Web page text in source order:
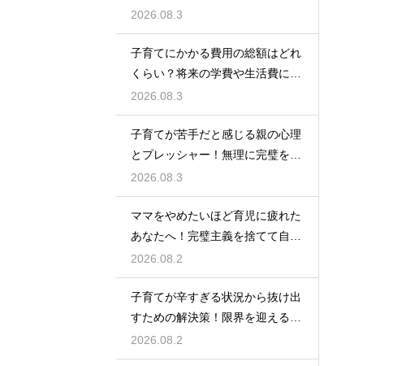
出費を抑えながら無理なく育児を
するための計画術
2026.08.3
子育てにかかる費用の総額はどれ
くらい？将来の学費や生活費に備
えて今から計画的に貯金をして教
育資金を準備する術
2026.08.3
子育てが苦手だと感じる親の心理
とプレッシャー！無理に完璧を目
指さずに自分らしいペースで育児
をするためのヒント
2026.08.3
ママをやめたいほど育児に疲れた
あなたへ！完璧主義を捨てて自分
自身を大切にしながら心に余裕を
取り戻すための方法
2026.08.2
子育てが辛すぎる状況から抜け出
すための解決策！限界を迎える前
に試してほしいストレス解消法と
頼れるサポート
2026.08.2